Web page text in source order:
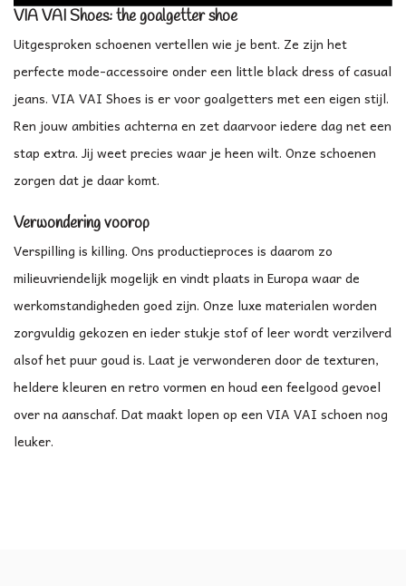
VIA VAI Shoes: the goalgetter shoe
Uitgesproken schoenen vertellen wie je bent. Ze zijn het
perfecte mode-accessoire onder een little black dress of casual
jeans. VIA VAI Shoes is er voor goalgetters met een eigen stijl.
Ren jouw ambities achterna en zet daarvoor iedere dag net een
stap extra. Jij weet precies waar je heen wilt. Onze schoenen
zorgen dat je daar komt.
Verwondering voorop
Verspilling is killing. Ons productieproces is daarom zo
milieuvriendelijk mogelijk en vindt plaats in Europa waar de
werkomstandigheden goed zijn. Onze luxe materialen worden
zorgvuldig gekozen en ieder stukje stof of leer wordt verzilverd
alsof het puur goud is. Laat je verwonderen door de texturen,
heldere kleuren en retro vormen en houd een feelgood gevoel
over na aanschaf. Dat maakt lopen op een VIA VAI schoen nog
leuker.